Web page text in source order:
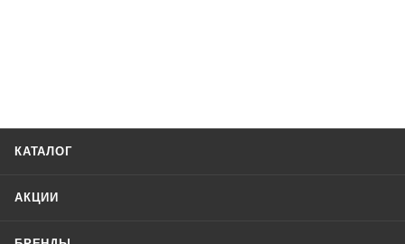
КАТАЛОГ
АКЦИИ